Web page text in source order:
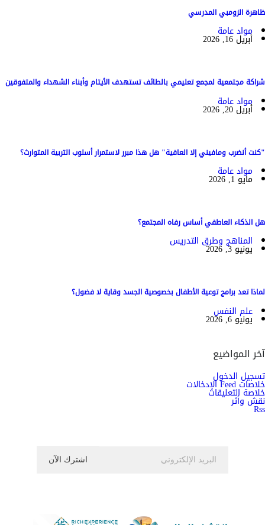
ظاهرة الزومبي المدرسي
مواد عامة
أبريل 16, 2026
شراكة مجتمعية لمجمع تعليمي بالطائف تستهدف الأيتام وأبناء الشهداء والمتفوقين
مواد عامة
أبريل 20, 2026
"كنت أنضرب ومافيني إلا العافية" هل هذا مبرر لاستمرار أسلوب التربية المتوارث؟
مواد عامة
مايو 1, 2026
هل الذكاء العاطفي أساس رفاه المجتمع؟
المناهج وطرق التدريس
يونيو 3, 2026
لماذا تعد برامج توعية الأطفال بخصوصية الجسد وقاية لا فضول؟
علم النفس
يونيو 6, 2026
آخر المواضيع
تسجيل الدخول
خلاصات Feed الإدخالات
خلاصة التعليقات
نقش وأثر
Rss